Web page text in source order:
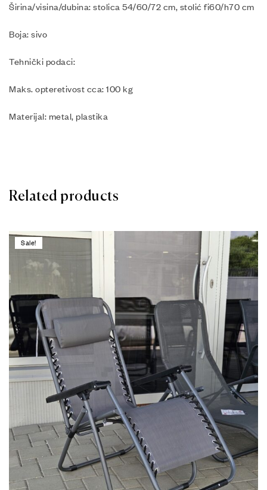
Širina/visina/dubina: stolica 54/60/72 cm, stolić fi60/h70 cm
Boja: sivo
Tehnički podaci:
Maks. opteretivost cca: 100 kg
Materijal: metal, plastika
Related products
Sale!